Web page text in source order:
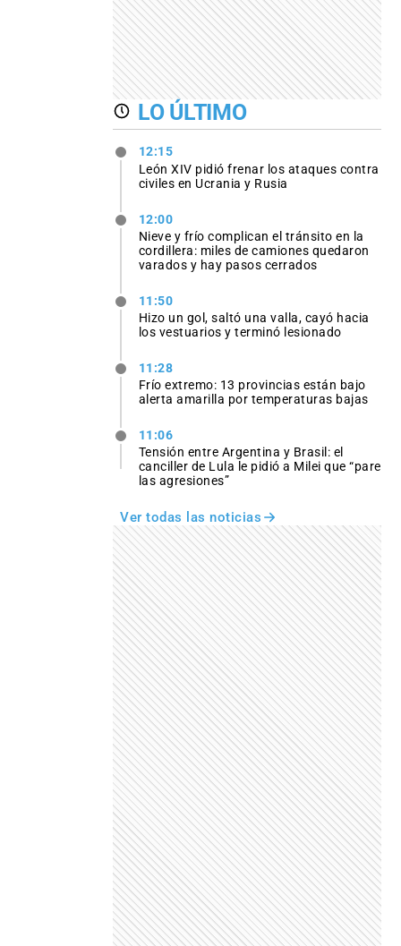
LO ÚLTIMO
12:15
León XIV pidió frenar los ataques contra
civiles en Ucrania y Rusia
12:00
Nieve y frío complican el tránsito en la
cordillera: miles de camiones quedaron
varados y hay pasos cerrados
11:50
Hizo un gol, saltó una valla, cayó hacia
los vestuarios y terminó lesionado
11:28
Frío extremo: 13 provincias están bajo
alerta amarilla por temperaturas bajas
11:06
Tensión entre Argentina y Brasil: el
canciller de Lula le pidió a Milei que “pare
las agresiones”
Ver todas las noticias